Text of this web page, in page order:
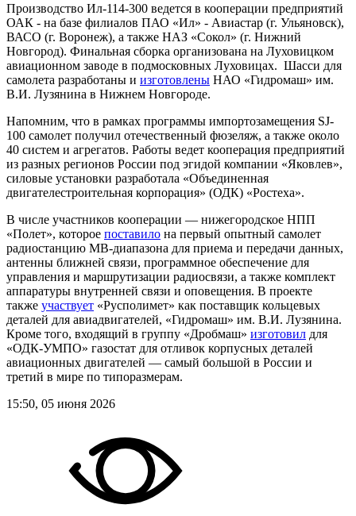
Производство Ил-114-300 ведется в кооперации предприятий
ОАК - на базе филиалов ПАО «Ил» - Авиастар (г. Ульяновск),
ВАСО (г. Воронеж), а также НАЗ «Сокол» (г. Нижний
Новгород). Финальная сборка организована на Луховицком
авиационном заводе в подмосковных Луховицах. Шасси для
самолета разработаны и изготовлены НАО «Гидромаш» им.
В.И. Лузянина в Нижнем Новгороде.
Напомним, что в рамках программы импортозамещения SJ-
100 самолет получил отечественный фюзеляж, а также около
40 систем и агрегатов. Работы ведет кооперация предприятий
из разных регионов России под эгидой компании «Яковлев»,
силовые установки разработала «Объединенная
двигателестроительная корпорация» (ОДК) «Ростеха».
В числе участников кооперации — нижегородское НПП
«Полет», которое поставило на первый опытный самолет
радиостанцию МВ-диапазона для приема и передачи данных,
антенны ближней связи, программное обеспечение для
управления и маршрутизации радиосвязи, а также комплект
аппаратуры внутренней связи и оповещения. В проекте
также участвует «Русполимет» как поставщик кольцевых
деталей для авиадвигателей, «Гидромаш» им. В.И. Лузянина.
Кроме того, входящий в группу «Дробмаш» изготовил для
«ОДК-УМПО» газостат для отливок корпусных деталей
авиационных двигателей — самый большой в России и
третий в мире по типоразмерам.
15:50, 05 июня 2026